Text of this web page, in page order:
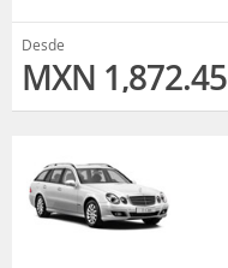
Desde
MXN 1,872.45